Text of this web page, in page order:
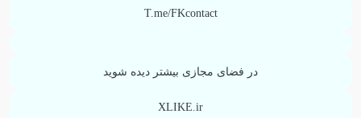
T.me/FKcontact
در فضای مجازی بیشتر دیده شوید
XLIKE.ir